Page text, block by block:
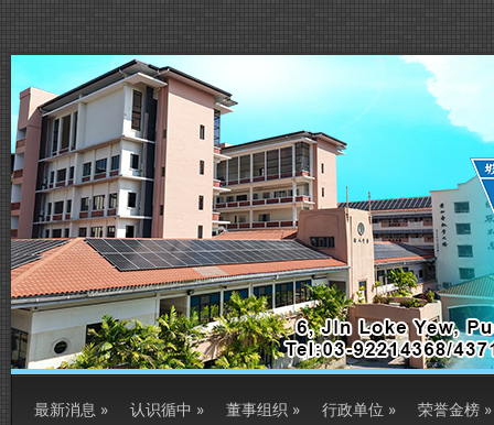
最新消息 » 认识循中 » 董事组织 » 行政单位 » 荣誉金榜 »